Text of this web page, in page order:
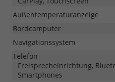
Außentemperaturanzeige
Bordcomputer
Navigationssystem
Telefon
Freisprecheinrichtung,
Smartphones